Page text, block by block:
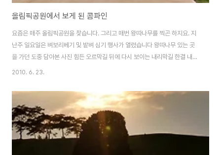
올림픽공원에서 보게 된 콤파인
요즘은 매주 올림픽공원을 찾습니다. 그리고 매번 왕따나무를 찍곤 하지요. 지
난주 일요일은 벼보리베기 및 밭벼 심기 행사가 열렸습니다 왕따나무 있는 곳
을 가던 도중 담아본 사진 힘든 오르막길 뒤에 다시 보이는 내리막길 한결 내려
가기가 편합니다. 올림픽공원 보리,밀밭을 가니 콤바인이 보이네요 시골에서는
서도 신기했습니다. 그리고 다시 밭에는 밭벼를 심고 있는 모습입니다. 전문가
의 손길이 느껴집니다. 완전무장하고 일하고 계신 아주머니~ 그리고 아이들도
부모님과 함께 모를 심고 있네요 더운 땡볕에서 모 심느라 다들 고생이지만 좋
은 추억이 되겠죠? 잠시 왕따나무 인근에서 이런저런 사진도 담고 몽촌토성 길
산책을 하고 되돌아 왔습니다.
2010. 6. 23.